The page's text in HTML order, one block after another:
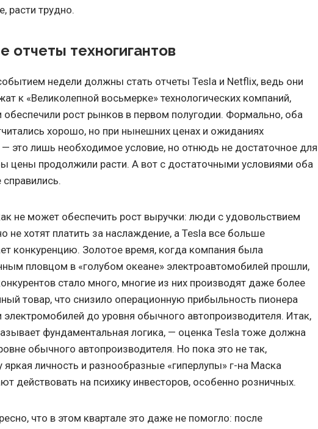
расти трудно.
отчеты техногигантов
недели должны стать отчеты Tesla и Netflix, ведь они
к «Великолепной восьмерке» технологических компаний,
обеспечили рост рынков в первом полугодии. Формально, оба
хорошо, но при нынешних ценах и ожиданиях
это лишь необходимое условие, но отнюдь не достаточное для
цены продолжили расти. А вот с достаточными условиями оба
справились.
не может обеспечить рост выручки: люди с удовольствием
не хотят платить за наслаждение, а Tesla все больше
конкуренцию. Золотое время, когда компания была
пловцом в «голубом океане» электроавтомобилей прошли,
стало много, многие из них производят даже более
товар, что снизило операционную прибыльность пионера
электромобилей до уровня обычного автопроизводителя. Итак,
фундаментальная логика, — оценка Tesla тоже должна
обычного автопроизводителя. Но пока это не так,
яркая личность и разнообразные «гиперлупы» г-на Маска
действовать на психику инвесторов, особенно розничных.
что в этом квартале это даже не помогло: после